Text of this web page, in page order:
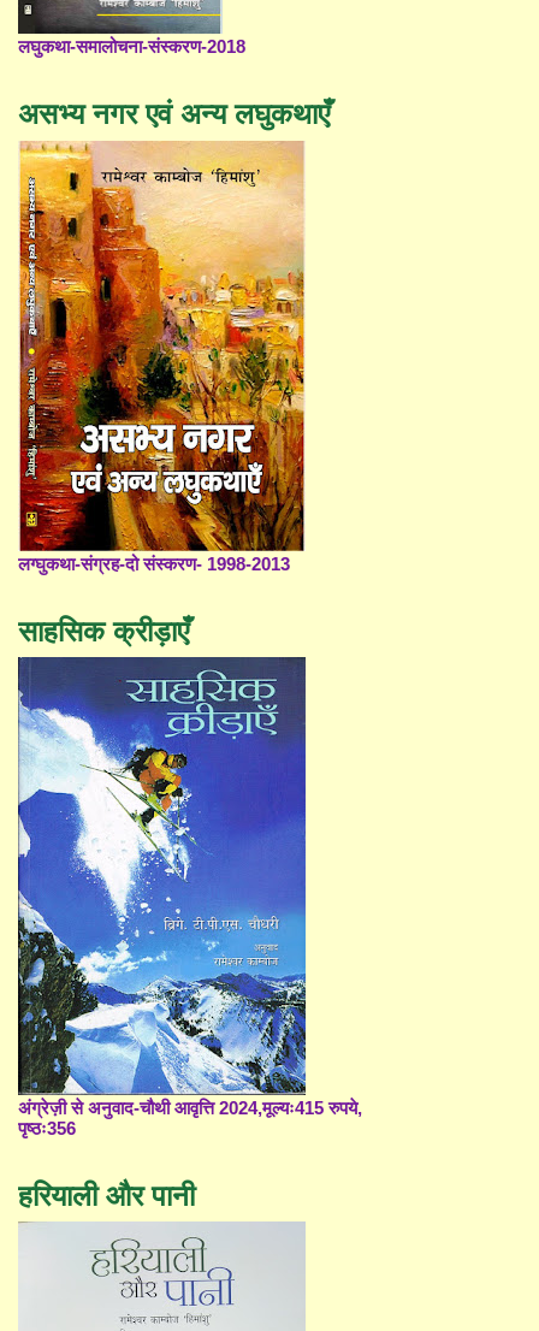
लघुकथा-समालोचना-संस्करण-2018
असभ्य नगर एवं अन्य लघुकथाएँ
लग्घुकथा-संग्रह-दो संस्करण- 1998-2013
साहसिक क्रीड़ाएँ
अंग्रेज़ी से अनुवाद-चौथी आवृत्ति 2024,मूल्यः415 रुपये,
पृष्ठः356
हरियाली और पानी